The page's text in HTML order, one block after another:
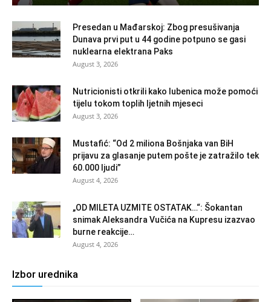
Presedan u Mađarskoj: Zbog presušivanja
Dunava prvi put u 44 godine potpuno se gasi
nuklearna elektrana Paks
August 3, 2026
Nutricionisti otkrili kako lubenica može pomoći
tijelu tokom toplih ljetnih mjeseci
August 3, 2026
Mustafić: “Od 2 miliona Bošnjaka van BiH
prijavu za glasanje putem pošte je zatražilo tek
60.000 ljudi”
August 4, 2026
„OD MILETA UZMITE OSTATAK…“: Šokantan
snimak Aleksandra Vučića na Kupresu izazvao
burne reakcije…
August 4, 2026
Izbor urednika